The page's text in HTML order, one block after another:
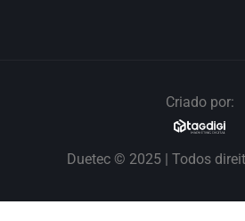
Criado por:
Duetec © 2025 | Todos